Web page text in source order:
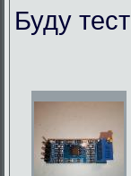
Буду